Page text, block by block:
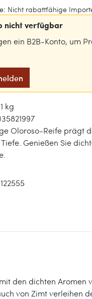
Nicht rabattfähige
nicht verfügbar
ein B2B-Konto, um
kg
Oloroso-Reife prägt
Genießen Sie
122555
den dichten Aromen
von Zimt verleihen